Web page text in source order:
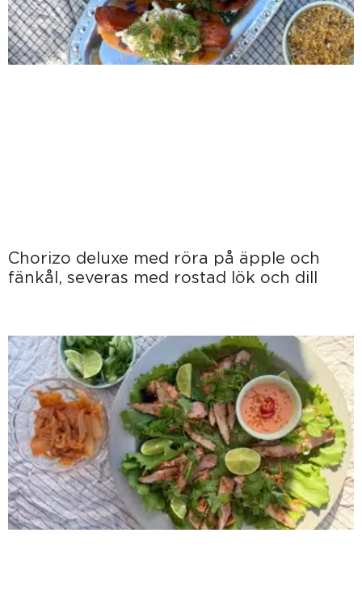
Chorizo deluxe med röra på äpple och
fänkål, severas med rostad lök och dill